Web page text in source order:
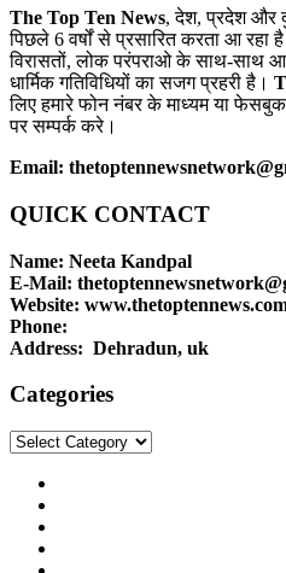
The Top Ten News, देश, प्रदेश और
पिछले 6 वर्षों से प्रसारित करता आ
विरासतों, लोक परंपराओ के साथ-साथ
धार्मिक गतिविधियों का सजग प्रहरी है।
लिए हमारे फोन नंबर के माध्यम या
पर सम्पर्क करे।
Email:
QUICK CONTACT
Name: Neeta Kandpal
E-Mail:
Website:
Phone:
Address: Dehradun, uk
Categories
Categories